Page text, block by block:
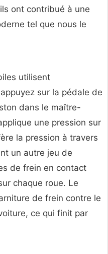
ont contribué à une
tel que nous le
utilisent
sur la pédale de
dans le maître-
une pression sur
la pression à travers
un autre jeu de
de frein en contact
chaque roue. Le
de frein contre le
ce qui finit par